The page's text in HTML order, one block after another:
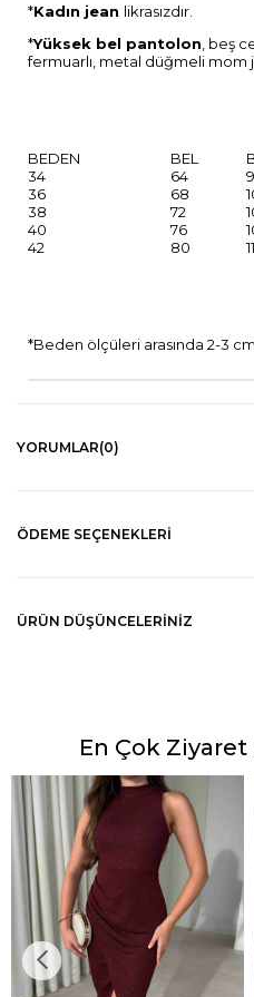
*Kadın jean likrasızdır.
*Yüksek bel pantolon , beş
fermuarlı, metal düğmeli mom
BEDEN BEL
34
64
36
68
38
72
40
76
42
80
*Beden ölçüleri arasında 2-3
YORUMLAR(0)
ÖDEME SEÇENEKLERI
ÜRÜN DÜŞÜNCELERINIZ
En Çok